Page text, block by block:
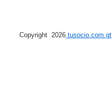
Copyright 2026 tusocio.com.gt